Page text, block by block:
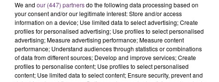
7 août 2026
LA CENTRALE NUCLÉAIRE DE CHOOZ
TOUJOURS À L'ARRÊT
Cela fait déjà une semaine que la centrale
nucléaire ardennaise est à l'arrêt. Une situation
justifiée par la sécheresse intense qui est toujours
We and our (447) partnersdo the following data processing based on
your consent and/or our legitimate interest: Store and/or access
information on a device; Use limited data to select advertising; Create
profiles for personalised advertising; Use profiles to select personalised
advertising; Measure advertising performance; Measure content
performance; Understand audiences through statistics or combinations
of data from different sources; Develop and improve services; Create
profiles to personalise content; Use profiles to select personalised
content; Use limited data to select content; Ensure security, prevent and